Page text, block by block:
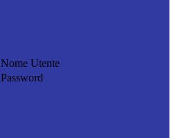
Nome Utente
Password